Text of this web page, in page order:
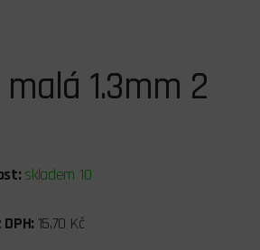
1.3mm 2
skladem 10
15,70 Kč